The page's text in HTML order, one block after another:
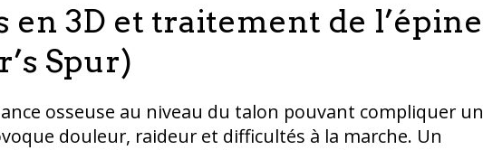
3D et traitement de l’épine
Spur)
osseuse au niveau du talon pouvant compliquer
douleur, raideur et difficultés à la marche. Un